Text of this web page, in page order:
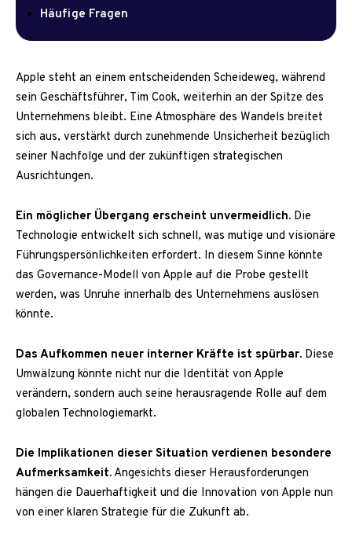
Häufige Fragen
Apple steht an einem entscheidenden Scheideweg, während
sein Geschäftsführer, Tim Cook, weiterhin an der Spitze des
Unternehmens bleibt. Eine Atmosphäre des Wandels breitet
sich aus, verstärkt durch zunehmende Unsicherheit bezüglich
seiner Nachfolge und der zukünftigen strategischen
Ausrichtungen.
Ein möglicher Übergang erscheint unvermeidlich. Die
Technologie entwickelt sich schnell, was mutige und visionäre
Führungspersönlichkeiten erfordert. In diesem Sinne könnte
das Governance-Modell von Apple auf die Probe gestellt
werden, was Unruhe innerhalb des Unternehmens auslösen
könnte.
Das Aufkommen neuer interner Kräfte ist spürbar. Diese
Umwälzung könnte nicht nur die Identität von Apple
verändern, sondern auch seine herausragende Rolle auf dem
globalen Technologiemarkt.
Die Implikationen dieser Situation verdienen besondere
Aufmerksamkeit. Angesichts dieser Herausforderungen
hängen die Dauerhaftigkeit und die Innovation von Apple nun
von einer klaren Strategie für die Zukunft ab.